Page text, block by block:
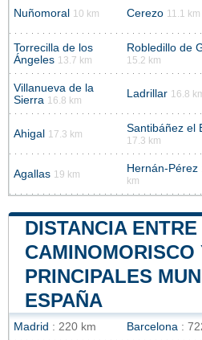
Nuñomoral 10 km Cerezo 11.1 km
Torrecilla de los
Ángeles 13.7 km
Robledillo de
15.2 km
Villanueva de la
Sierra 16.8 km
Ladrillar 16.8
Ahigal 17.3 km Santibáñez el
17.3 km
Agallas 19 km Hernán-Pérez
km
DISTANCIA ENTRE
CAMINOMORISCO
PRINCIPALES
ESPAÑA
Madrid : 220 km Barcelona :